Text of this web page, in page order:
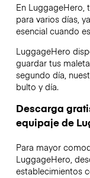
En LuggageHero,
para varios días,
esencial cuando
LuggageHero
guardar tus
segundo día,
bulto y día.
Descarga
equipaje de
Para mayor
LuggageHero,
establecimientos